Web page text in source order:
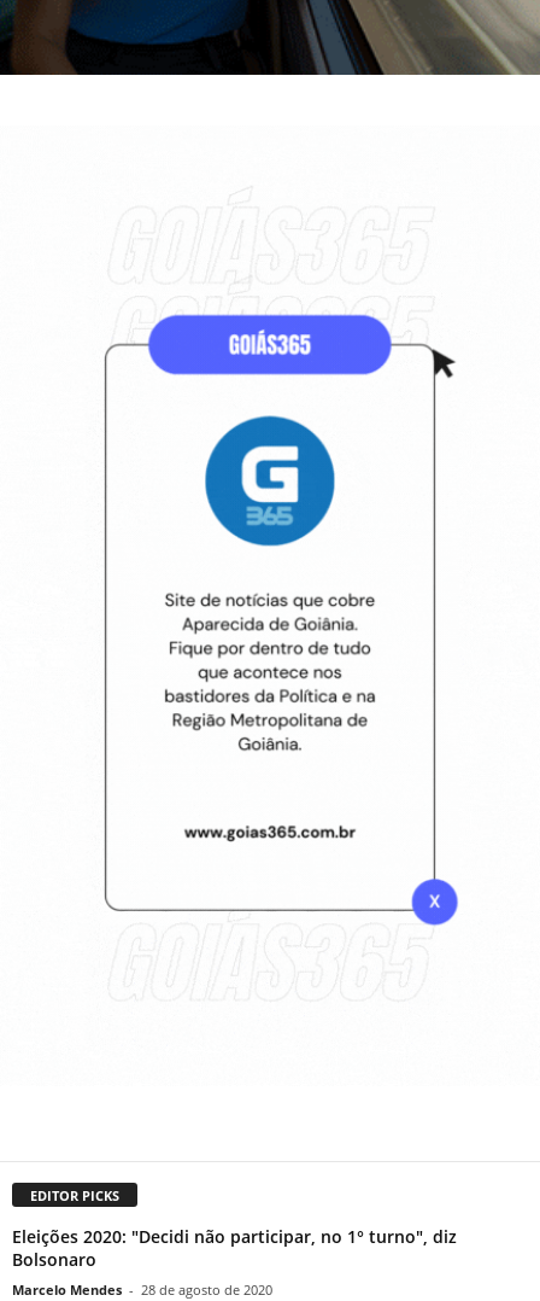
EDITOR PICKS
Eleições 2020: "Decidi não participar, no 1° turno", diz
Bolsonaro
Marcelo Mendes - 28 de agosto de 2020